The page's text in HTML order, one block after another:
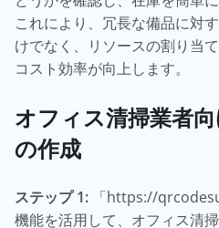
これにより、冗長な備品に対
けでなく、リソースの割り当
コスト効率が向上します。
オフィス清掃業者
の作成
ステップ 1: 「https://
機能を活用して、オフィス清